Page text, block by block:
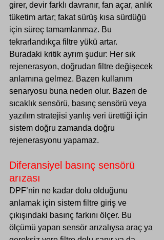
girer, devir farklı davranır, fan açar, anlık
tüketim artar; fakat sürüş kısa sürdüğü
için süreç tamamlanmaz. Bu
tekrarlandıkça filtre yükü artar.
Buradaki kritik ayrım şudur: Her sık
rejenerasyon, doğrudan filtre değişecek
anlamına gelmez. Bazen kullanım
senaryosu buna neden olur. Bazen de
sıcaklık sensörü, basınç sensörü veya
yazılım stratejisi yanlış veri ürettiği için
sistem doğru zamanda doğru
rejenerasyonu yapamaz.
Diferansiyel basınç sensörü
arızası
DPF’nin ne kadar dolu olduğunu
anlamak için sistem filtre giriş ve
çıkışındaki basınç farkını ölçer. Bu
ölçümü yapan sensör arızalıysa araç ya